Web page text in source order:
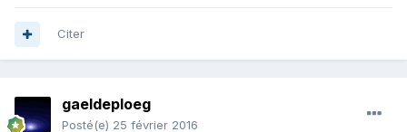
Citer
gaeldeploeg
Posté(e) 25 février 2016